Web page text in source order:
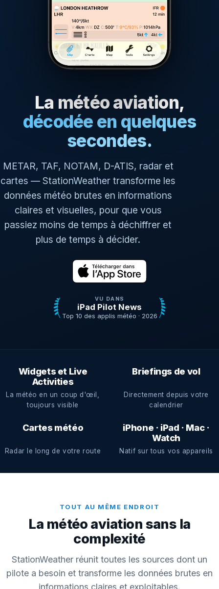
La météo aviation,
décodée en quelques
secondes.
METAR, TAF, NOTAM, D-ATIS, radar et
cartes — StationWeather transforme les
données météo brutes en informations
claires et visuelles, pour que vous
passiez moins de temps à déchiffrer et
plus de temps à décider.
VU DANS
iPad Pilot News
Top 10 des applis météo · 2026
Widgets et Live
Activities
La météo en un coup d'œil,
toujours visible
Briefings de vol
Directement depuis votre
calendrier
Cartes météo
Radar le long de votre route
iPhone · iPad · Mac ·
Watch
Natif sur tous vos appareils
TOUT AU MÊME ENDROIT
La météo aviation sans la
complexité
StationWeather réunit toutes les sources dont un
pilote a besoin et transforme les données brutes en
informations claires et exploitables.